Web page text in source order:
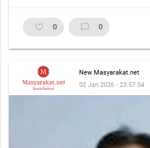
favorite_border 0 chat_bubble_outline 0
New Masyarakat.net
02 Jan 2026 - 23:57:54